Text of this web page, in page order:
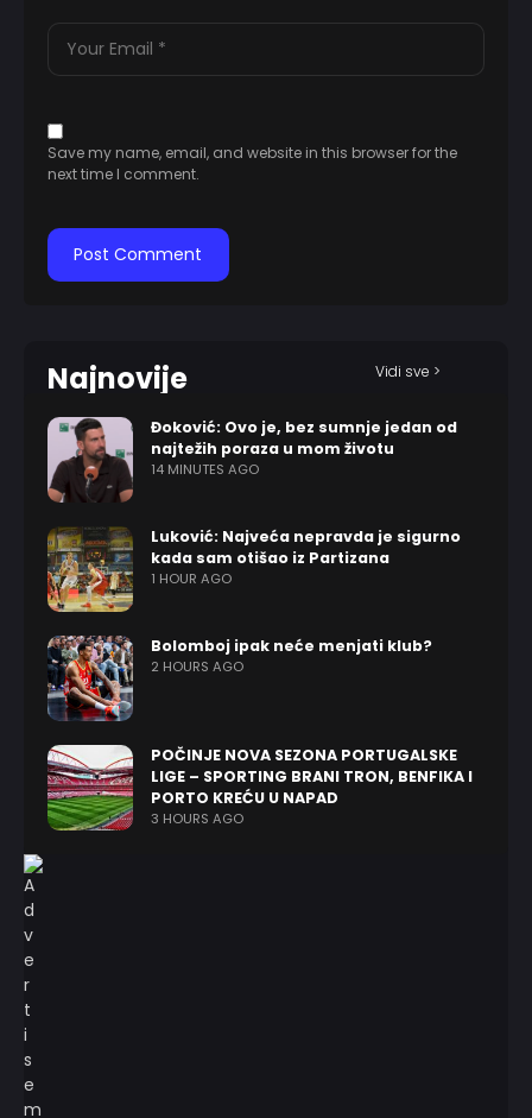
Save my name, email, and website in this browser for the
next time I comment.
Najnovije Vidi sve >
Đoković: Ovo je, bez sumnje jedan od
najtežih poraza u mom životu
14 MINUTES AGO
Luković: Najveća nepravda je sigurno
kada sam otišao iz Partizana
1 HOUR AGO
Bolomboj ipak neće menjati klub?
2 HOURS AGO
POČINJE NOVA SEZONA PORTUGALSKE
LIGE – SPORTING BRANI TRON, BENFIKA I
PORTO KREĆU U NAPAD
3 HOURS AGO